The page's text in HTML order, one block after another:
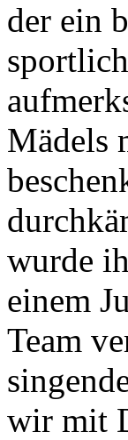
der ein
Mädels
wurde
einem
Team
wir mit